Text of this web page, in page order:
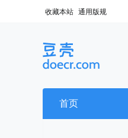
收藏本站 通用版规
首页